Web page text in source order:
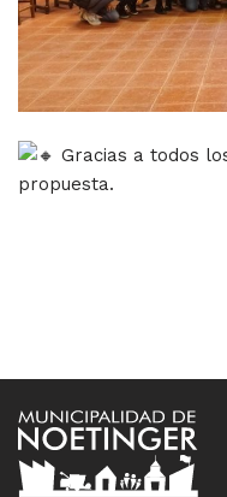
Gracias a todos
propuesta.